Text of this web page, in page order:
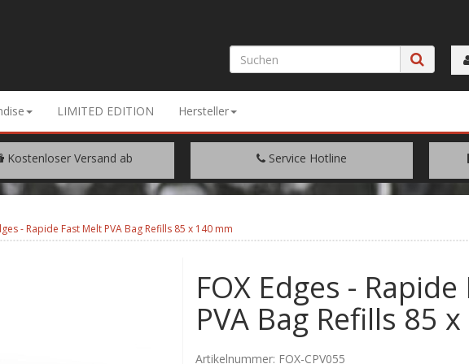
LIMITED EDITION Hersteller
Kostenloser Versand ab
WARENWERT VON € 200.- Service Hotline
+49 (0) 9429/948344
- Rapide Fast Melt PVA Bag Refills 85 x 140 mm
FOX Edges -
PVA Bag Refills 85
Artikelnummer: FOX-CPV055